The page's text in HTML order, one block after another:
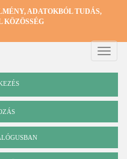
ADATOKBÓL TUDÁS,
KÖZÖSSÉG
Toggle